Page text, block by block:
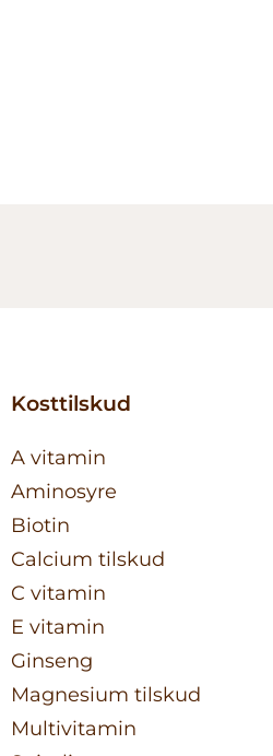
Kosttilskud
A vitamin
Aminosyre
Biotin
Calcium tilskud
C vitamin
E vitamin
Ginseng
Magnesium tilskud
Multivitamin